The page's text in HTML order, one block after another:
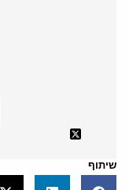
שיתוף